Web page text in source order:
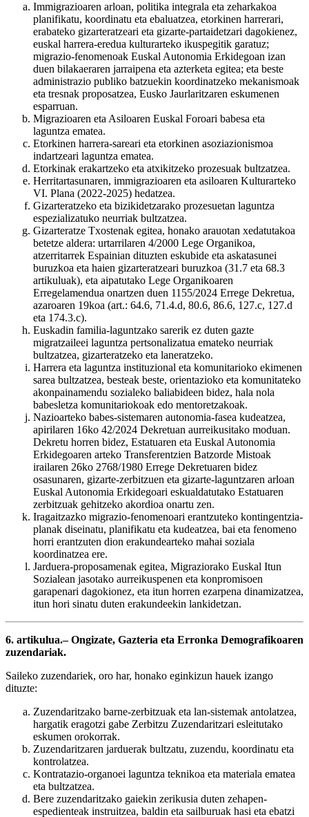
Immigrazioaren arloan, politika integrala eta zeharkakoa
planifikatu, koordinatu eta ebaluatzea, etorkinen harrerari,
erabateko gizarteratzeari eta gizarte-partaidetzari dagokienez,
euskal harrera-eredua kulturarteko ikuspegitik garatuz;
migrazio-fenomenoak Euskal Autonomia Erkidegoan izan
duen bilakaeraren jarraipena eta azterketa egitea; eta beste
administrazio publiko batzuekin koordinatzeko mekanismoak
eta tresnak proposatzea, Eusko Jaurlaritzaren eskumenen
esparruan.
Migrazioaren eta Asiloaren Euskal Foroari babesa eta
laguntza ematea.
Etorkinen harrera-sareari eta etorkinen asoziazionismoa
indartzeari laguntza ematea.
Etorkinak erakartzeko eta atxikitzeko prozesuak bultzatzea.
Herritartasunaren, immigrazioaren eta asiloaren Kulturarteko
VI. Plana (2022-2025) hedatzea.
Gizarteratzeko eta bizikidetzarako prozesuetan laguntza
espezializatuko neurriak bultzatzea.
Gizarteratze Txostenak egitea, honako arauotan xedatutakoa
betetze aldera: urtarrilaren 4/2000 Lege Organikoa,
atzerritarrek Espainian dituzten eskubide eta askatasunei
buruzkoa eta haien gizarteratzeari buruzkoa (31.7 eta 68.3
artikuluak), eta aipatutako Lege Organikoaren
Erregelamendua onartzen duen 1155/2024 Errege Dekretua,
azaroaren 19koa (art.: 64.6, 71.4.d, 80.6, 86.6, 127.c, 127.d
eta 174.3.c).
Euskadin familia-laguntzako sarerik ez duten gazte
migratzaileei laguntza pertsonalizatua emateko neurriak
bultzatzea, gizarteratzeko eta laneratzeko.
Harrera eta laguntza instituzional eta komunitarioko ekimenen
sarea bultzatzea, besteak beste, orientazioko eta komunitateko
akonpainamendu sozialeko baliabideen bidez, hala nola
babesletza komunitariokoak edo mentoretzakoak.
Nazioarteko babes-sistemaren autonomia-fasea kudeatzea,
apirilaren 16ko 42/2024 Dekretuan aurreikusitako moduan.
Dekretu horren bidez, Estatuaren eta Euskal Autonomia
Erkidegoaren arteko Transferentzien Batzorde Mistoak
irailaren 26ko 2768/1980 Errege Dekretuaren bidez
osasunaren, gizarte-zerbitzuen eta gizarte-laguntzaren arloan
Euskal Autonomia Erkidegoari eskualdatutako Estatuaren
zerbitzuak gehitzeko akordioa onartu zen.
Iragaitzazko migrazio-fenomenoari erantzuteko kontingentzia-
planak diseinatu, planifikatu eta kudeatzea, bai eta fenomeno
horri erantzuten dion erakundearteko mahai soziala
koordinatzea ere.
Jarduera-proposamenak egitea, Migraziorako Euskal Itun
Sozialean jasotako aurreikuspenen eta konpromisoen
garapenari dagokionez, eta itun horren ezarpena dinamizatzea,
itun hori sinatu duten erakundeekin lankidetzan.
6. artikulua.– Ongizate, Gazteria eta Erronka Demografikoaren
zuzendariak.
Saileko zuzendariek, oro har, honako eginkizun hauek izango
dituzte:
Zuzendaritzako barne-zerbitzuak eta lan-sistemak antolatzea,
hargatik eragotzi gabe Zerbitzu Zuzendaritzari esleitutako
eskumen orokorrak.
Zuzendaritzaren jarduerak bultzatu, zuzendu, koordinatu eta
kontrolatzea.
Kontratazio-organoei laguntza teknikoa eta materiala ematea
eta bultzatzea.
Bere zuzendaritzako gaiekin zerikusia duten zehapen-
espedienteak instruitzea, baldin eta sailburuak hasi eta ebatzi